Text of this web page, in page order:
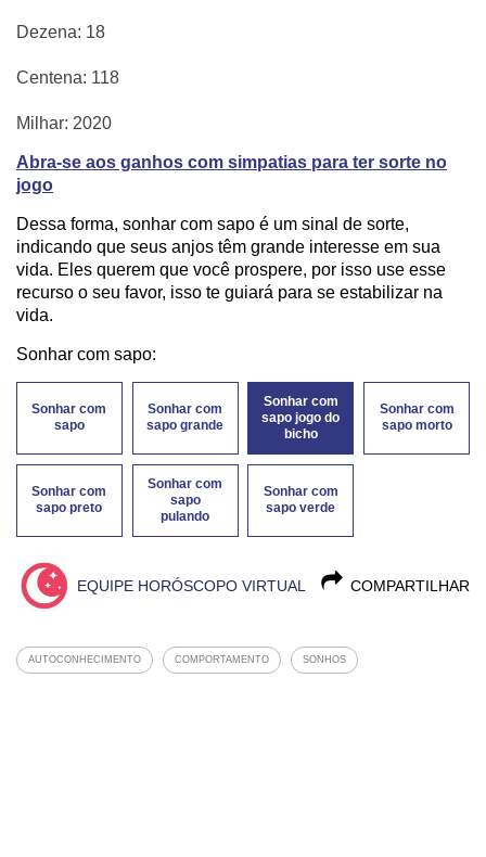
Dezena: 18
Centena: 118
Milhar: 2020
Abra-se aos ganhos com simpatias para ter sorte no
jogo
Dessa forma, sonhar com sapo é um sinal de sorte,
indicando que seus anjos têm grande interesse em sua
vida. Eles querem que você prospere, por isso use esse
recurso o seu favor, isso te guiará para se estabilizar na
vida.
Sonhar com sapo:
Sonhar com
sapo
Sonhar com
sapo grande
Sonhar com
sapo jogo do
bicho
Sonhar com
sapo morto
Sonhar com
sapo preto
Sonhar com
sapo
pulando
Sonhar com
sapo verde
COMPARTILHAR
EQUIPE HORÓSCOPO VIRTUAL
AUTOCONHECIMENTO COMPORTAMENTO SONHOS